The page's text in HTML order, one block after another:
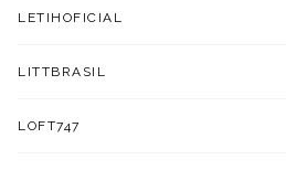
LETIHOFICIAL
LITTBRASIL
LOFT747